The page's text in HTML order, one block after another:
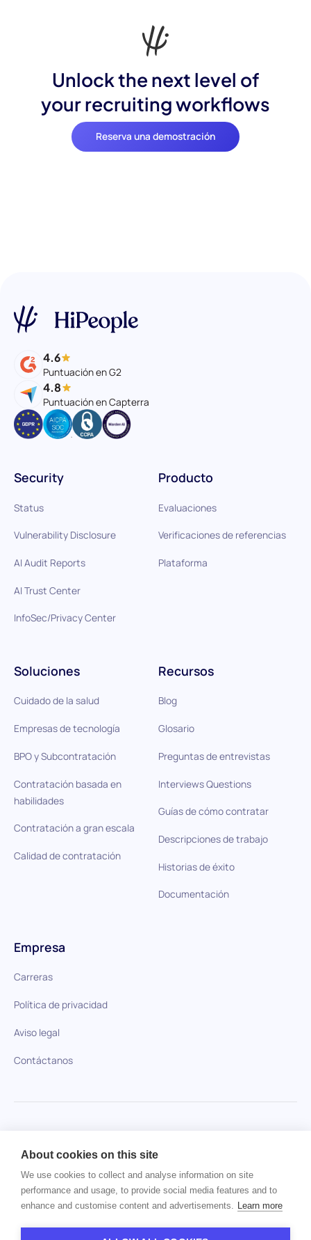
Unlock the next level of
your recruiting workflows
Reserva una demostración
4.6
Puntuación en G2
4.8
Puntuación en Capterra
Producto
Evaluaciones
Verificaciones de referencias
Plataforma
Soluciones
Cuidado de la salud
Empresas de tecnología
BPO y Subcontratación
Contratación basada en
habilidades
Contratación a gran escala
Calidad de contratación
Recursos
Blog
Glosario
Preguntas de entrevistas
Interviews Questions
Guías de cómo contratar
Descripciones de trabajo
Historias de éxito
Documentación
Security
Status
Vulnerability Disclosure
AI Audit Reports
AI Trust Center
InfoSec/Privacy Center
Empresa
Carreras
Política de privacidad
Aviso legal
Contáctanos
No se ha encontrado ningún artículo.
About cookies on this site
We use cookies to collect and analyse information on site
performance and usage, to provide social media features and to
enhance and customise content and advertisements. Learn more